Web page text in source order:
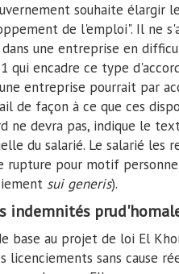
souhaite élargir
de l'emploi". Il ne
une entreprise en
encadre ce type
entreprise pourrait par
de façon à ce que ces
ne devra pas, indique le
du salarié. Le salarié les
rupture pour motif
sui generis).
indemnités
base au projet de loi El
licenciements sans cause